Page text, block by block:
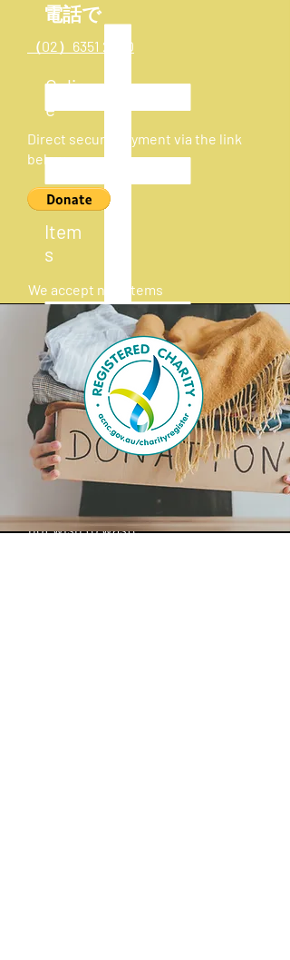
電話で
（02）6351 2230
Onlin
e
Direct secure payment via the link
below
Item
s
We accept new items
with tags that would
benefit those in
need.
Please email us with
the details of your
donation before
dropping off to our
centre as not all
donations are
accepted and we do
not wish to waste